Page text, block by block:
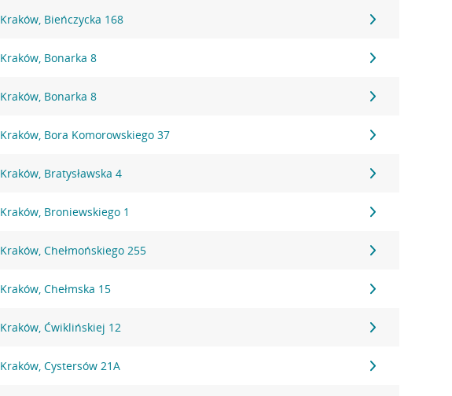
Kraków, Bieńczycka 168
Kraków, Bonarka 8
Kraków, Bonarka 8
Kraków, Bora Komorowskiego 37
Kraków, Bratysławska 4
Kraków, Broniewskiego 1
Kraków, Chełmońskiego 255
Kraków, Chełmska 15
Kraków, Ćwiklińskiej 12
Kraków, Cystersów 21A